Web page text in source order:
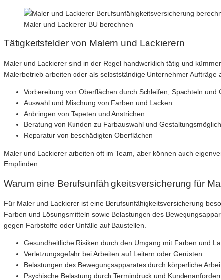
Maler und Lackierer BU berechnen
Tätigkeitsfelder von Malern und Lackierern
Maler und Lackierer sind in der Regel handwerklich tätig und
Malerbetrieb arbeiten oder als selbstständige Unternehmer Aufträge
Vorbereitung von Oberflächen durch Schleifen, Spachteln und
Auswahl und Mischung von Farben und Lacken
Anbringen von Tapeten und Anstrichen
Beratung von Kunden zu Farbauswahl und
Reparatur von beschädigten Oberflächen
Maler und Lackierer arbeiten oft im Team, aber können auch
Empfinden.
Warum eine Berufsunfähigkeitsversicherung für
Für Maler und Lackierer ist eine Berufsunfähigkeitsversicherung
Farben und Lösungsmitteln sowie Belastungen des
gegen Farbstoffe oder Unfälle auf Baustellen.
Gesundheitliche Risiken durch den Umgang mit Farben und
Verletzungsgefahr bei Arbeiten auf Leitern oder Gerüsten
Belastungen des Bewegungsapparates durch körperliche
Psychische Belastung durch Termindruck und